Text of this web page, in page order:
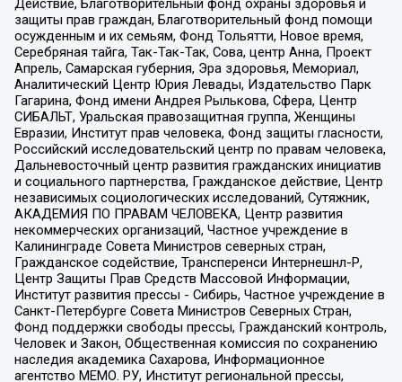
Действие, Благотворительный фонд охраны здоровья и
защиты прав граждан, Благотворительный фонд помощи
осужденным и их семьям, Фонд Тольятти, Новое время,
Серебряная тайга, Так-Так-Так, Сова, центр Анна, Проект
Апрель, Самарская губерния, Эра здоровья, Мемориал,
Аналитический Центр Юрия Левады, Издательство Парк
Гагарина, Фонд имени Андрея Рылькова, Сфера, Центр
СИБАЛЬТ, Уральская правозащитная группа, Женщины
Евразии, Институт прав человека, Фонд защиты гласности,
Российский исследовательский центр по правам человека,
Дальневосточный центр развития гражданских инициатив
и социального партнерства, Гражданское действие, Центр
независимых социологических исследований, Сутяжник,
АКАДЕМИЯ ПО ПРАВАМ ЧЕЛОВЕКА, Центр развития
некоммерческих организаций, Частное учреждение в
Калининграде Совета Министров северных стран,
Гражданское содействие, Трансперенси Интернешнл-Р,
Центр Защиты Прав Средств Массовой Информации,
Институт развития прессы - Сибирь, Частное учреждение в
Санкт-Петербурге Совета Министров Северных Стран,
Фонд поддержки свободы прессы, Гражданский контроль,
Человек и Закон, Общественная комиссия по сохранению
наследия академика Сахарова, Информационное
агентство МЕМО. РУ, Институт региональной прессы,